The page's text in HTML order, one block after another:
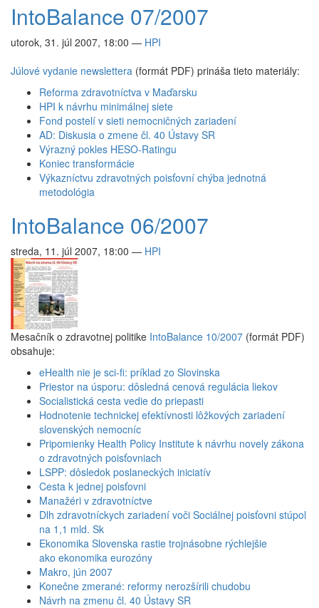
IntoBalance 07/2007
utorok, 31. júl 2007, 18:00 — HPI
Júlové vydanie newslettera (formát PDF) prináša tieto materiály:
Reforma zdravotníctva v Maďarsku
HPI k návrhu minimálnej siete
Fond postelí v sieti nemocničných zariadení
AD: Diskusia o zmene čl. 40 Ústavy SR
Výrazný pokles HESO-Ratingu
Koniec transformácie
Výkazníctvu zdravotných poisťovní chýba jednotná
metodológia
IntoBalance 06/2007
streda, 11. júl 2007, 18:00 — HPI
Mesačník o zdravotnej politike IntoBalance 10/2007 (formát PDF)
obsahuje:
eHealth nie je sci-fi: príklad zo Slovinska
Priestor na úsporu: dôsledná cenová regulácia liekov
Socialistická cesta vedie do priepasti
Hodnotenie technickej efektívnosti lôžkových zariadení
slovenských nemocníc
Pripomienky Health Policy Institute k návrhu novely zákona
o zdravotných poisťovniach
LSPP: dôsledok poslaneckých iniciatív
Cesta k jednej poisťovni
Manažéri v zdravotníctve
Dlh zdravotníckych zariadení voči Sociálnej poisťovni stúpol
na 1,1 mld. Sk
Ekonomika Slovenska rastie trojnásobne rýchlejšie
ako ekonomika eurozóny
Makro, jún 2007
Konečne zmerané: reformy nerozšírili chudobu
Návrh na zmenu čl. 40 Ústavy SR